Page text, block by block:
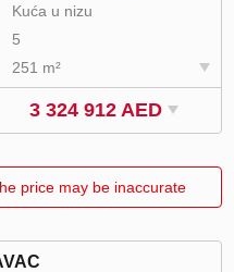
Kuća u nizu
5
251 m²
3 324 912 AED
price may be inaccurate